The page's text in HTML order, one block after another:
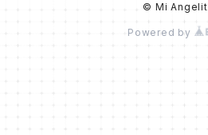
© Mi
Powered by